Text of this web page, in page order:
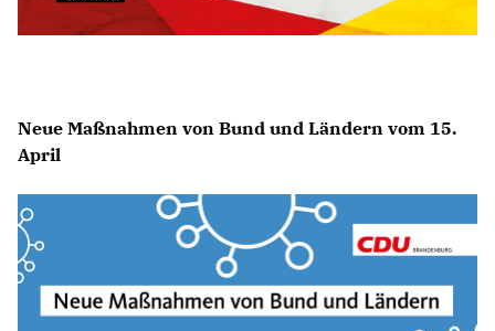
Neue Maßnahmen von Bund und Ländern vom 15.
April